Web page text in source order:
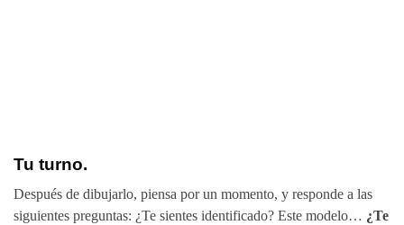
Tu turno.
Después de dibujarlo, piensa por un momento, y responde a las
siguientes preguntas: ¿Te sientes identificado? Este modelo… ¿Te